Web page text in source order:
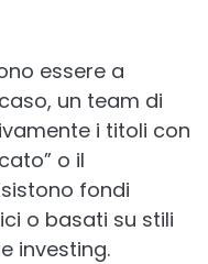
essere a
un team di
i titoli con
o il
fondi
o basati su stili
investing.